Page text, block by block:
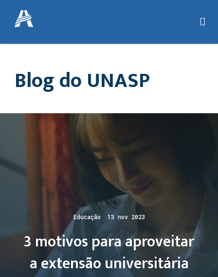
Blog do UNASP
Educação 13 nov 2023
3 motivos para aproveitar
a extensão universitária